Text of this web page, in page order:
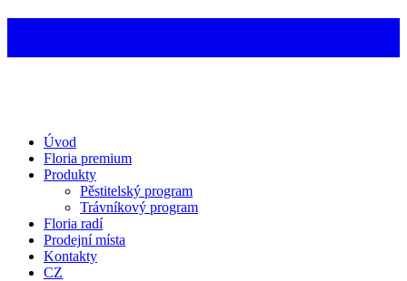
Úvod
Floria premium
Produkty
Pěstitelský program
Trávníkový program
Floria radí
Prodejní místa
Kontakty
CZ